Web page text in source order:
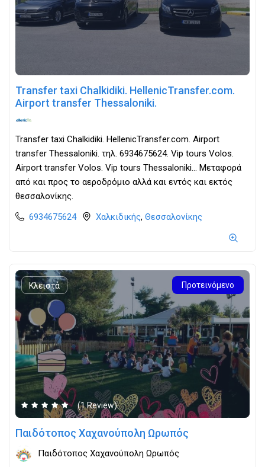
Transfer taxi Chalkidiki. HellenicTransfer.com.
Airport transfer Thessaloniki.
Transfer taxi Chalkidiki. HellenicTransfer.com. Airport
transfer Thessaloniki. τηλ. 6934675624. Vip tours Volos.
Airport transfer Volos. Vip tours Thessaloniki... Μεταφορά
από και προς το αεροδρόμιο αλλά και εντός και εκτός
θεσσαλονίκης.
6934675624
Χαλκιδικής, Θεσσαλονίκης
Κλειστά Προτεινόμενο
(1 Review)
Παιδότοπος Χαχανούπολη Ωρωπός
Παιδότοπος Χαχανούπολη Ωρωπός